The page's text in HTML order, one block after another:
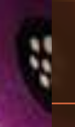
контенту